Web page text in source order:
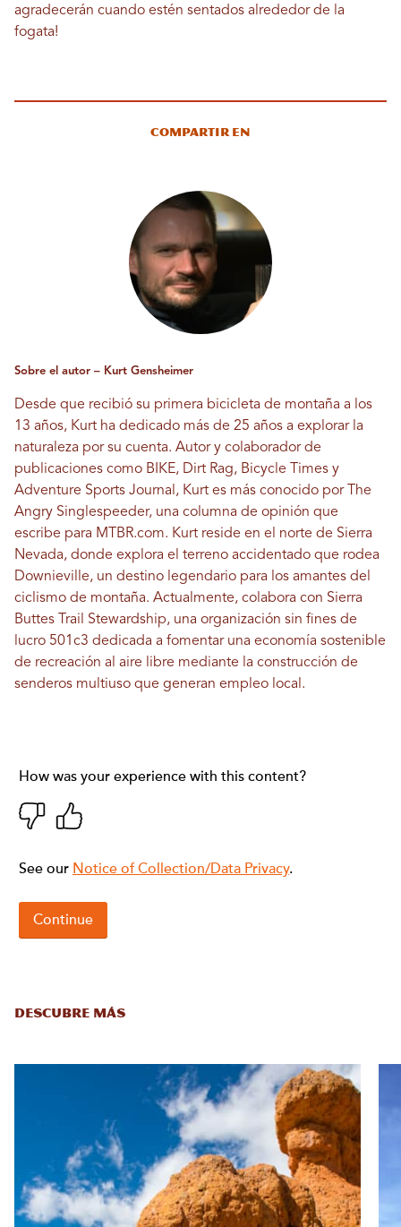
agradecerán cuando estén sentados alrededor de la
fogata!
Compartir en
Sobre el autor – Kurt Gensheimer
Desde que recibió su primera bicicleta de montaña a los
13 años, Kurt ha dedicado más de 25 años a explorar la
naturaleza por su cuenta. Autor y colaborador de
publicaciones como BIKE, Dirt Rag, Bicycle Times y
Adventure Sports Journal, Kurt es más conocido por The
Angry Singlespeeder, una columna de opinión que
escribe para MTBR.com. Kurt reside en el norte de Sierra
Nevada, donde explora el terreno accidentado que rodea
Downieville, un destino legendario para los amantes del
ciclismo de montaña. Actualmente, colabora con Sierra
Buttes Trail Stewardship, una organización sin fines de
lucro 501c3 dedicada a fomentar una economía sostenible
de recreación al aire libre mediante la construcción de
senderos multiuso que generan empleo local.
DESCUBRE MÁS